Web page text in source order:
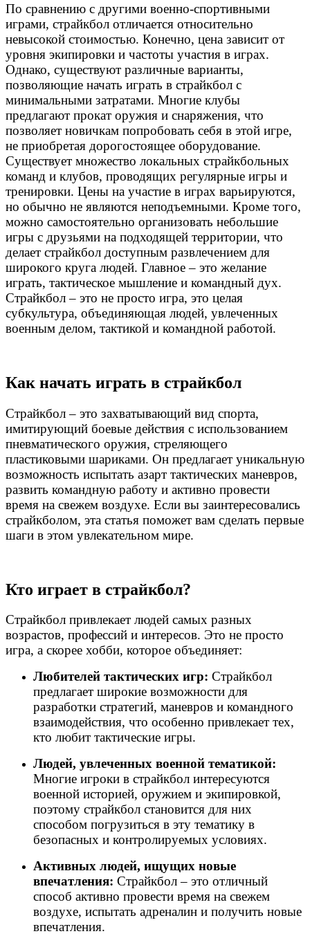
По сравнению с другими военно-спортивными
играми, страйкбол отличается относительно
невысокой стоимостью. Конечно, цена зависит от
уровня экипировки и частоты участия в играх.
Однако, существуют различные варианты,
позволяющие начать играть в страйкбол с
минимальными затратами. Многие клубы
предлагают прокат оружия и снаряжения, что
позволяет новичкам попробовать себя в этой игре,
не приобретая дорогостоящее оборудование.
Существует множество локальных страйкбольных
команд и клубов, проводящих регулярные игры и
тренировки. Цены на участие в играх варьируются,
но обычно не являются неподъемными. Кроме того,
можно самостоятельно организовать небольшие
игры с друзьями на подходящей территории, что
делает страйкбол доступным развлечением для
широкого круга людей. Главное – это желание
играть, тактическое мышление и командный дух.
Страйкбол – это не просто игра, это целая
субкультура, объединяющая людей, увлеченных
военным делом, тактикой и командной работой.
Как начать играть в страйкбол
Страйкбол – это захватывающий вид спорта,
имитирующий боевые действия с использованием
пневматического оружия, стреляющего
пластиковыми шариками. Он предлагает уникальную
возможность испытать азарт тактических маневров,
развить командную работу и активно провести
время на свежем воздухе. Если вы заинтересовались
страйкболом, эта статья поможет вам сделать первые
шаги в этом увлекательном мире.
Кто играет в страйкбол?
Страйкбол привлекает людей самых разных
возрастов, профессий и интересов. Это не просто
игра, а скорее хобби, которое объединяет:
Любителей тактических игр: Страйкбол
предлагает широкие возможности для
разработки стратегий, маневров и командного
взаимодействия, что особенно привлекает тех,
кто любит тактические игры.
Людей, увлеченных военной тематикой:
Многие игроки в страйкбол интересуются
военной историей, оружием и экипировкой,
поэтому страйкбол становится для них
способом погрузиться в эту тематику в
безопасных и контролируемых условиях.
Активных людей, ищущих новые
впечатления: Страйкбол – это отличный
способ активно провести время на свежем
воздухе, испытать адреналин и получить новые
впечатления.